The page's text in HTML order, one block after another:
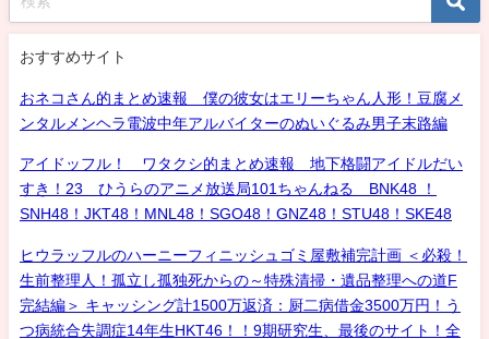
おすすめサイト
おネコさん的まとめ速報 僕の彼女はエリーちゃん人形！豆腐メ
ンタルメンヘラ電波中年アルバイターのぬいぐるみ男子末路編
アイドッフル！ ワタクシ的まとめ速報 地下格闘アイドルだい
すき！23 ひうらのアニメ放送局101ちゃんねる BNK48 ！
SNH48！JKT48！MNL48！SGO48！GNZ48！STU48！SKE48
ヒウラッフルのハーニーフィニッシュゴミ屋敷補完計画 ＜必殺！
生前整理人！孤立し孤独死からの～特殊清掃・遺品整理への道F
完結編＞ キャッシング計1500万返済：厨二病借金3500万円！う
つ病統合失調症14年生HKT46！！9期研究生、最後のサイト！全